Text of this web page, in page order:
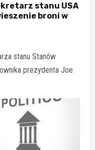
stanu USA
broni w
stanu Stanów
prezydenta Joe